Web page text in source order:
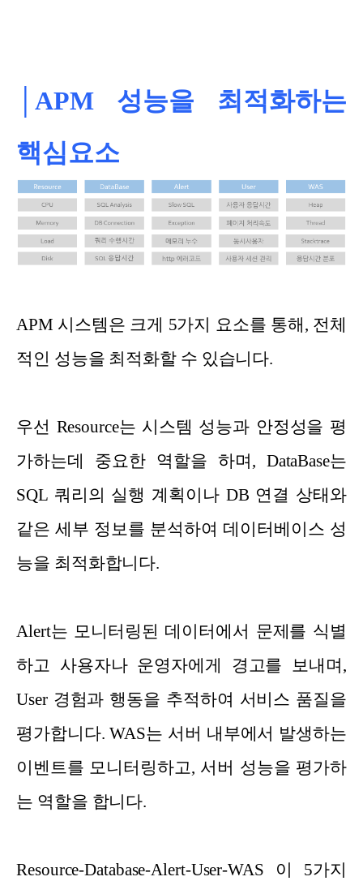
│APM 성능을 최적화하는
핵심요소
APM 시스템은 크게 5가지 요소를 통해, 전체
적인 성능을 최적화할 수 있습니다.
우선 Resource는 시스템 성능과 안정성을 평
가하는데 중요한 역할을 하며, DataBase는
SQL 쿼리의 실행 계획이나 DB 연결 상태와
같은 세부 정보를 분석하여 데이터베이스 성
능을 최적화합니다.
Alert는 모니터링된 데이터에서 문제를 식별
하고 사용자나 운영자에게 경고를 보내며,
User 경험과 행동을 추적하여 서비스 품질을
평가합니다. WAS는 서버 내부에서 발생하는
이벤트를 모니터링하고, 서버 성능을 평가하
는 역할을 합니다.
Resource-Database-Alert-User-WAS 이 5가지